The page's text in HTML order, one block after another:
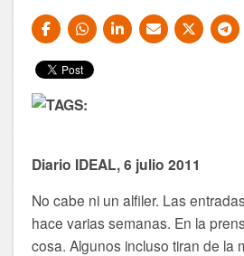
Diario IDEAL, 6 julio 2011
No cabe ni un alfiler. Las
hace varias semanas. En la
cosa. Algunos incluso tiran de la